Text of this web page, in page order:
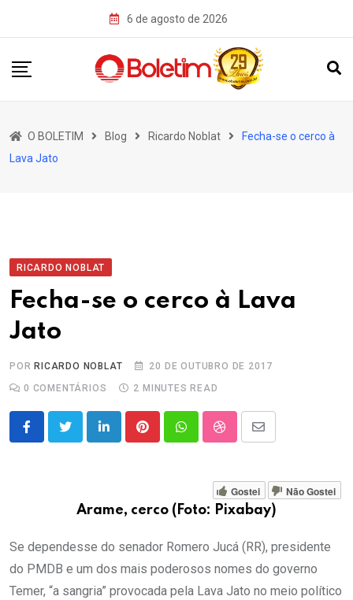
6 de agosto de 2026
O BOLETIM Blog Ricardo Noblat
Fecha-se o cerco à
Lava Jato
RICARDO NOBLAT
Fecha-se o cerco à Lava
Jato
POR RICARDO NOBLAT
20 DE OUTUBRO DE 2017
0 COMENTÁRIOS 2 MINUTES READ
LinkedInPinterestWhatsappStumbleUpon
Share
Email
Gostei
Não Gostei
Arame, cerco (Foto: Pixabay)
Se dependesse do senador Romero Jucá (RR), presidente
do PMDB e um dos mais poderosos nomes do governo
Temer, “a sangria” provocada pela Lava Jato no meio político